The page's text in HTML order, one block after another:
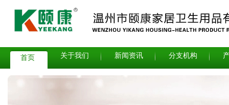
首页 关于我们 新闻资讯 分支机构